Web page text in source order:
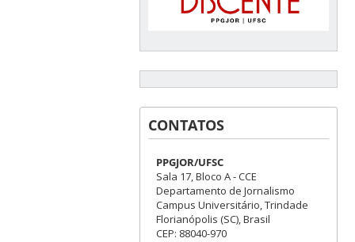
CONTATOS
PPGJOR/UFSC
Sala 17, Bloco A - CCE
Departamento de Jornalismo
Campus Universitário, Trindade
Florianópolis (SC), Brasil
CEP: 88040-970